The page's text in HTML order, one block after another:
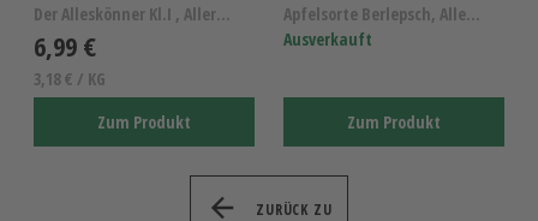
Der Alleskönner Kl.I , Allergiker Apfel Wellant
6,99 €
3,18 € / KG
Zum Produkt
Apfelsorte Berlepsch, Allergiker Apfel Kl.I 2.2kg
Ausverkauft
Zum Produkt
ZURÜCK ZU